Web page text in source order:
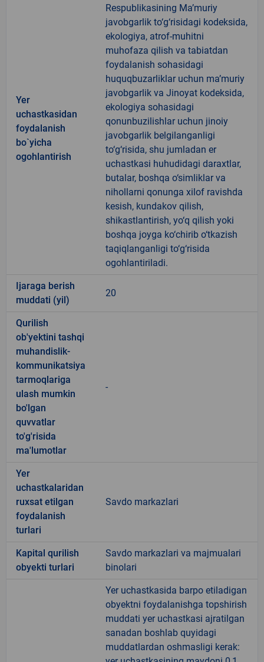
Yer
uchastkasidan
foydalanish
bo`yicha
ogohlantirish
Respublikasining Ma’muriy
javobgarlik to‘g‘risidagi kodeksida,
ekologiya, atrof-muhitni
muhofaza qilish va tabiatdan
foydalanish sohasidagi
huquqbuzarliklar uchun ma’muriy
javobgarlik va Jinoyat kodeksida,
ekologiya sohasidagi
qonunbuzilishlar uchun jinoiy
javobgarlik belgilanganligi
to‘g‘risida, shu jumladan er
uchastkasi huhudidagi daraxtlar,
butalar, boshqa o‘simliklar va
nihollarni qonunga xilof ravishda
kesish, kundakov qilish,
shikastlantirish, yo‘q qilish yoki
boshqa joyga ko‘chirib o‘tkazish
taqiqlanganligi to‘g‘risida
ogohlantiriladi.
Ijaraga berish
muddati (yil)
20
Qurilish
ob'yektini tashqi
muhandislik-
kommunikatsiya
tarmoqlariga
ulash mumkin
bo'lgan
quvvatlar
to'g'risida
ma'lumotlar
-
Yer
uchastkalaridan
ruxsat etilgan
foydalanish
turlari
Savdo markazlari
Kapital qurilish
obyekti turlari
Savdo markazlari va majmualari
binolari
Yer uchastkasida barpo etiladigan
obyektni foydalanishga topshirish
muddati yer uchastkasi ajratilgan
sanadan boshlab quyidagi
muddatlardan oshmasligi kerak: